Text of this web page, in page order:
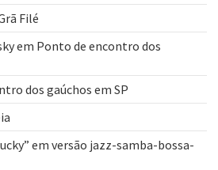
Filé
em Ponto de encontro dos
dos gaúchos em SP
em versão jazz-samba-bossa-